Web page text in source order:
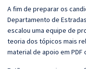
A fim de preparar os
Departamento de
escalou uma equipe de
teoria dos tópicos mais
material de apoio em